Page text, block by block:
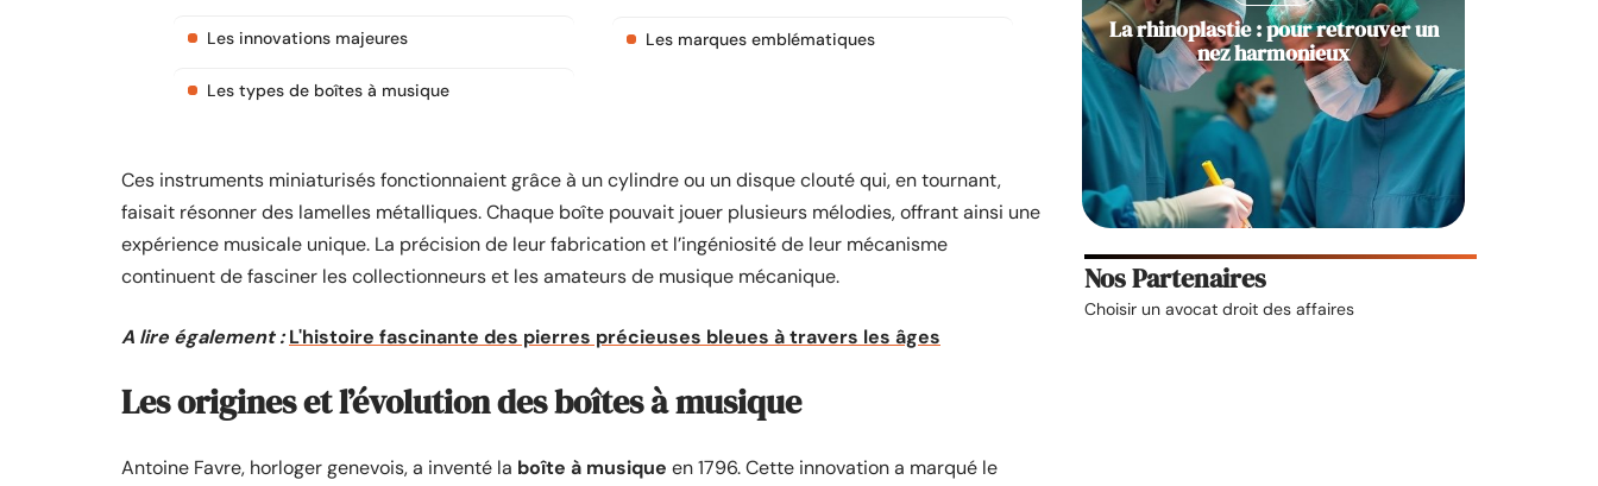
Les innovations majeures
Les types de boîtes à musique
Les marques emblématiques
Ces instruments miniaturisés fonctionnaient grâce à un cylindre ou un disque clouté qui, en tournant,
faisait résonner des lamelles métalliques. Chaque boîte pouvait jouer plusieurs mélodies, offrant ainsi une
expérience musicale unique. La précision de leur fabrication et l’ingéniosité de leur mécanisme
continuent de fasciner les collectionneurs et les amateurs de musique mécanique.
A lire également : L'histoire fascinante des pierres précieuses bleues à travers les âges
Les origines et l’évolution des boîtes à musique
Antoine Favre, horloger genevois, a inventé la boîte à musique en 1796. Cette innovation a marqué le
La rhinoplastie : pour retrouver un
nez harmonieux
Nos Partenaires
Choisir un avocat droit des affaires